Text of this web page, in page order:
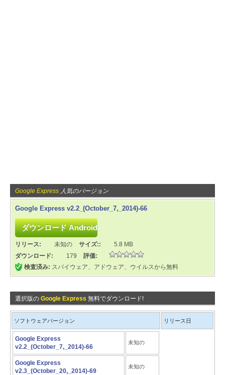
Google Express 人気のバージョン
Google Express v2.2_(October_7,_2014)-66
リリース: 未知の サイズ::
5.8 MB
ダウンロード:
179
評価:
検査済み: スパイウェア、アドウェア、ウイルスから無料
選択版の Google Express 無料でダウンロード!
ソフトウェアバージョン リリース日
Google Express
v2.2_(October_7,_2014)-66
未知の
Google Express
v2.3_(October_20,_2014)-69
未知の